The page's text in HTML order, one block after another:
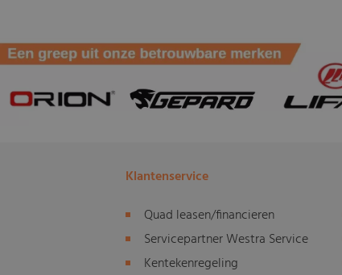
Klantenservice
Quad leasen/financieren
Servicepartner Westra Service
Kentekenregeling